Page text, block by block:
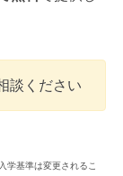
談ください
学基準は変更されるこ